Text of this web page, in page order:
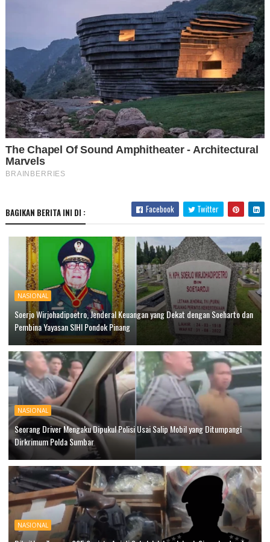
BAGIKAN BERITA INI DI : Facebook Twitter
NASIONAL
Soerjo Wirjohadipoetro, Jenderal Keuangan yang Dekat dengan Soeharto dan
Pembina Yayasan SIHI Pondok Pinang
NASIONAL
Seorang Driver Mengaku Dipukul Polisi Usai Salip Mobil yang Ditumpangi
Dirkrimum Polda Sumbar
NASIONAL